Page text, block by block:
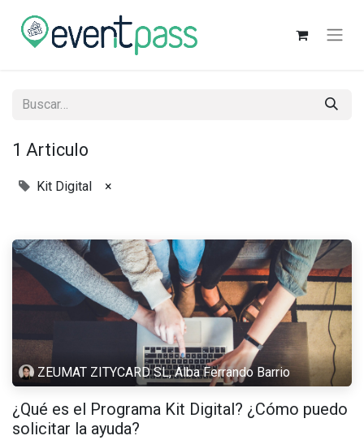
1 Articulo
Kit Digital ×
ZEUMAT ZITYCARD SL, Alba Ferrando Barrio
¿Qué es el Programa Kit Digital? ¿Cómo puedo
solicitar la ayuda?